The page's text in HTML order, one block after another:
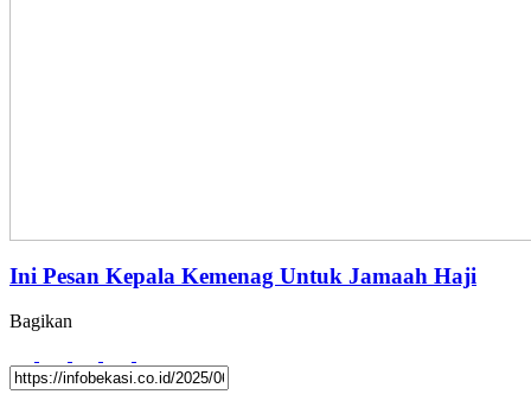
Ini Pesan Kepala Kemenag Untuk Jamaah Haji
Bagikan